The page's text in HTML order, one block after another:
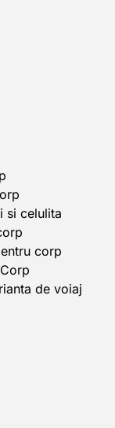
si celulita
corp
de voiaj